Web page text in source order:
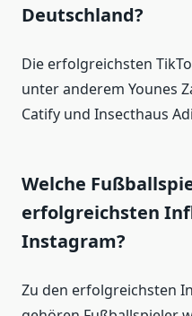
Deutschland?
Die erfolgreichsten
unter anderem Younes
Catify und Insecthaus
Welche
erfolgreichsten
Instagram?
Zu den erfolgreichsten